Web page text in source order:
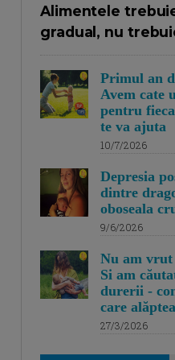
Alimentele
gradual, nu
Primul an
Avem cate
pentru
te va ajuta
10/7/2026
Depresia
dintre
oboseala
9/6/2026
Nu am vrut
Si am
durerii -
care
27/3/2026